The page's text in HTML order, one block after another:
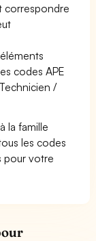
correspondre
codes APE
/
la famille
les codes
pour votre